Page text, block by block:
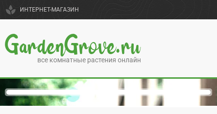
spa ИНТЕРНЕТ-МАГАЗИН
GardenGrove.ru
все комнатные растения онлайн